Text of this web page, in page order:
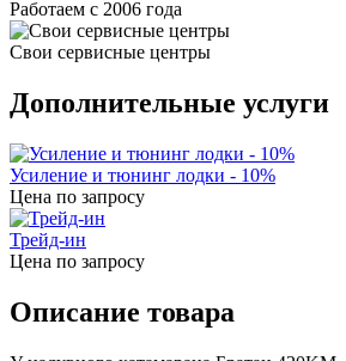
Работаем с 2006 года
Свои сервисные центры
Дополнительные услуги
Усиление и тюнинг лодки - 10%
Цена по запросу
Трейд-ин
Цена по запросу
Описание товара